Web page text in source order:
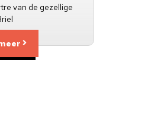
van de gezellige